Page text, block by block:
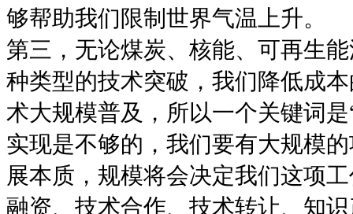
够帮助我们限制世界气温上升。
第三，无论煤炭、核能、可再生
种类型的技术突破，我们降低成
术大规模普及，所以一个关键词
实现是不够的，我们要有大规模
展本质，规模将会决定我们这项
融资、技术合作、技术转让、知